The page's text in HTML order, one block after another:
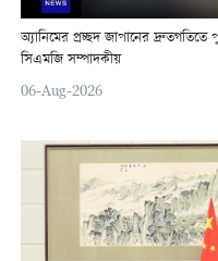
অ্যানিমের প্রচ্ছদ জাপানের দ্রুতগতিতে
সিএমজি সম্পাদকীয়
06-Aug-2026